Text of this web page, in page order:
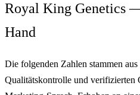
Royal King Genetics
Hand
Die folgenden Zahlen stammen
Qualitätskontrolle und